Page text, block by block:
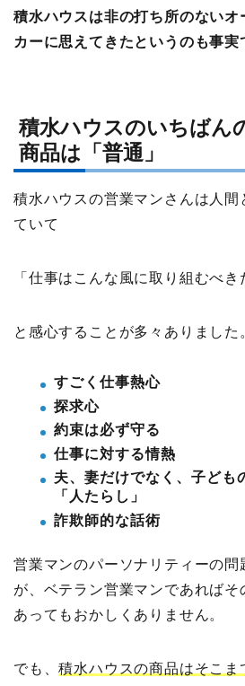
積水ハウスは非の打ち所のないオ
カーに思えてきたというのも事実
積水ハウスのいちばん
商品は「普通」
積水ハウスの営業マンさんは人間
ていて
「仕事はこんな風に取り組むべき
と感心することが多々ありました
すごく仕事熱心
探求心
約束は必ず守る
仕事に対する情熱
夫、妻だけでなく、子ども
「人たらし」
詐欺師的な話術
営業マンのパーソナリティーの問
が、ベテラン営業マンであればそ
あってもおかしくありません。
でも、積水ハウスの商品はそこま